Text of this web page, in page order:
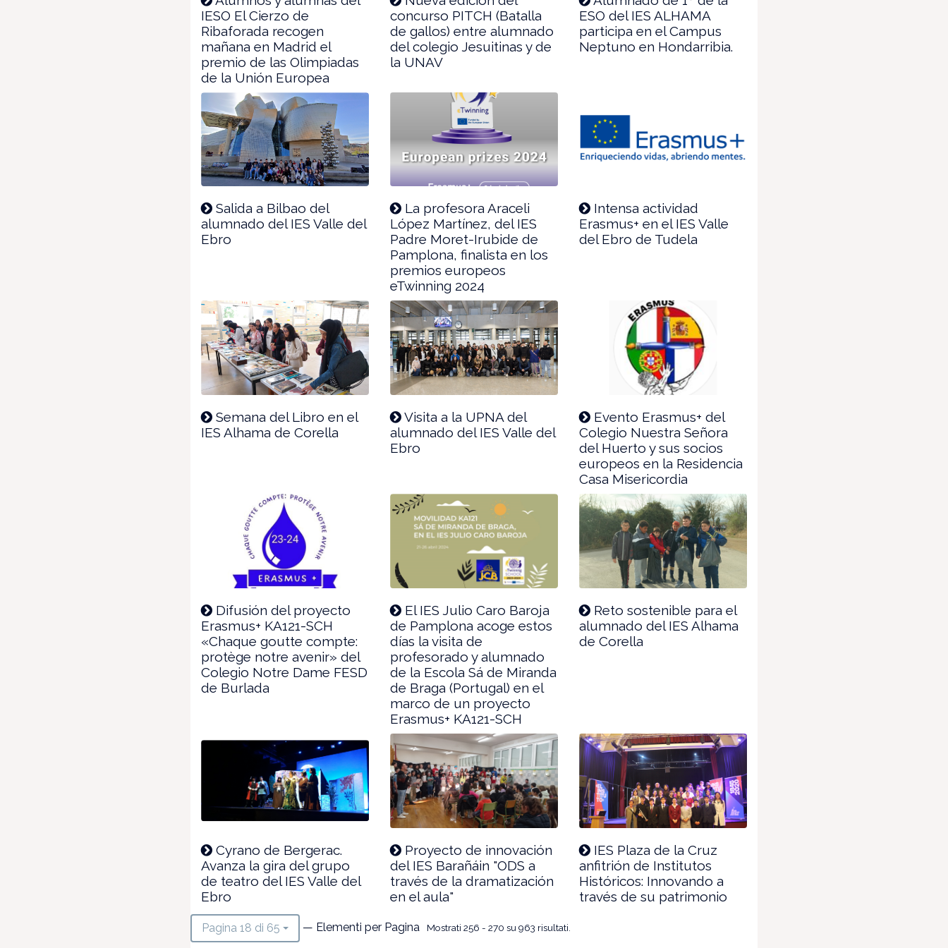
IESO El Cierzo de
Ribaforada recogen
mañana en Madrid el
premio de las Olimpiadas
de la Unión Europea
concurso PITCH (Batalla
de gallos) entre alumnado
del colegio Jesuitinas y de
la UNAV
ESO del IES ALHAMA
participa en el Campus
Neptuno en Hondarribia.
Salida a Bilbao del
alumnado del IES Valle del
Ebro
La profesora Araceli
López Martínez, del IES
Padre Moret-Irubide de
Pamplona, finalista en los
premios europeos
eTwinning 2024
Intensa actividad
Erasmus+ en el IES Valle
del Ebro de Tudela
Semana del Libro en el
IES Alhama de Corella
Visita a la UPNA del
alumnado del IES Valle del
Ebro
Evento Erasmus+ del
Colegio Nuestra Señora
del Huerto y sus socios
europeos en la Residencia
Casa Misericordia
Difusión del proyecto
Erasmus+ KA121-SCH
«Chaque goutte compte:
protège notre avenir» del
Colegio Notre Dame FESD
de Burlada
El IES Julio Caro Baroja
de Pamplona acoge estos
días la visita de
profesorado y alumnado
de la Escola Sá de Miranda
de Braga (Portugal) en el
marco de un proyecto
Erasmus+ KA121-SCH
Reto sostenible para el
alumnado del IES Alhama
de Corella
Cyrano de Bergerac.
Avanza la gira del grupo
de teatro del IES Valle del
Ebro
Proyecto de innovación
del IES Barañáin "ODS a
través de la dramatización
en el aula"
IES Plaza de la Cruz
anfitrión de Institutos
Históricos: Innovando a
través de su patrimonio
Pagina 18 di 65 — Elementi per Pagina Mostrati 256 - 270 su 963 risultati.